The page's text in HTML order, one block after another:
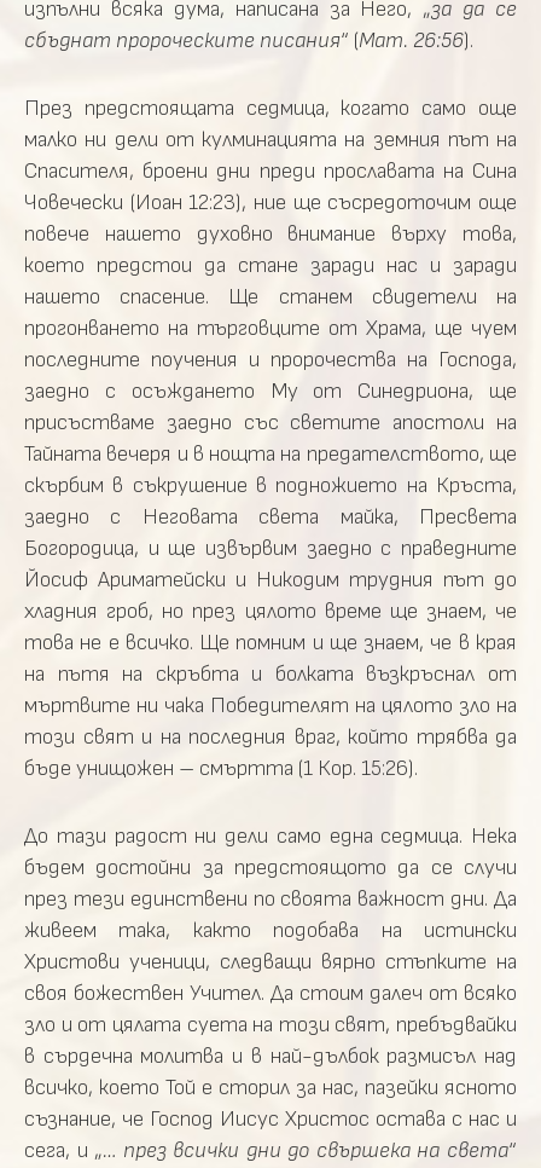
изпълни всяка дума, написана за Него, „за да се
сбъднат пророческите писания“ (Мат. 26:56).
През предстоящата седмица, когато само още
малко ни дели от кулминацията на земния път на
Спасителя, броени дни преди прославата на Сина
Човечески (Иоан 12:23), ние ще съсредоточим още
повече нашето духовно внимание върху това,
което предстои да стане заради нас и заради
нашето спасение. Ще станем свидетели на
прогонването на търговците от Храма, ще чуем
последните поучения и пророчества на Господа,
заедно с осъждането Му от Синедриона, ще
присъстваме заедно със светите апостоли на
Тайната вечеря и в нощта на предателството, ще
скърбим в съкрушение в подножието на Кръста,
заедно с Неговата света майка, Пресвета
Богородица, и ще извървим заедно с праведните
Йосиф Ариматейски и Никодим трудния път до
хладния гроб, но през цялото време ще знаем, че
това не е всичко. Ще помним и ще знаем, че в края
на пътя на скръбта и болката възкръснал от
мъртвите ни чака Победителят на цялото зло на
този свят и на последния враг, който трябва да
бъде унищожен – смъртта (1 Кор. 15:26).
До тази радост ни дели само една седмица. Нека
бъдем достойни за предстоящото да се случи
през тези единствени по своята важност дни. Да
живеем така, както подобава на истински
Христови ученици, следващи вярно стъпките на
своя божествен Учител. Да стоим далеч от всяко
зло и от цялата суета на този свят, пребъдвайки
в сърдечна молитва и в най-дълбок размисъл над
всичко, което Той е сторил за нас, пазейки ясното
съзнание, че Господ Иисус Христос остава с нас и
сега, и „… през всички дни до свършека на света“